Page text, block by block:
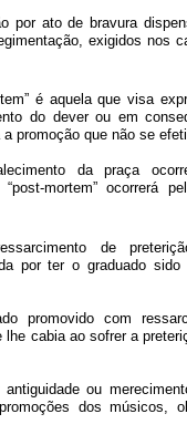
por ato de bravura
exigidos nos
é aquela que visa
do dever ou em
promoção que não se
da praça
mortem” ocorrerá
de
por ter o graduado sido
promovido com
cabia ao sofrer a
ou
dos músicos,